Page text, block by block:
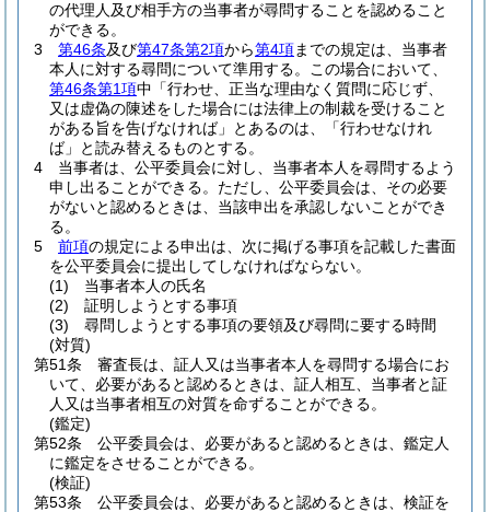
の代理人及び相手方の当事者が尋問することを認めること
ができる。
3
第46条及び第47条第2項から第4項までの規定は、当事者
本人に対する尋問について準用する。
この場合において、
第46条第1項中「行わせ、正当な理由なく質問に応じず、
又は虚偽の陳述をした場合には法律上の制裁を受けること
がある旨を告げなければ」とあるのは、「行わせなけれ
ば」と読み替えるものとする。
4
当事者は、公平委員会に対し、当事者本人を尋問するよう
申し出ることができる。 ただし、公平委員会は、その必要
がないと認めるときは、当該申出を承認しないことができ
る。
5
前項の規定による申出は、次に掲げる事項を記載した書面
を公平委員会に提出してしなければならない。
(1)
当事者本人の氏名
(2)
証明しようとする事項
(3)
尋問しようとする事項の要領及び尋問に要する時間
(対質)
第51条
審査長は、証人又は当事者本人を尋問する場合にお
いて、必要があると認めるときは、証人相互、当事者と証
人又は当事者相互の対質を命ずることができる。
(鑑定)
第52条
公平委員会は、必要があると認めるときは、鑑定人
に鑑定をさせることができる。
(検証)
第53条
公平委員会は、必要があると認めるときは、検証を